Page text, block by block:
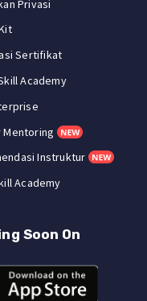
Privasi
Sertifikat
Academy
Mentoring
Instruktur
Academy
Soon On